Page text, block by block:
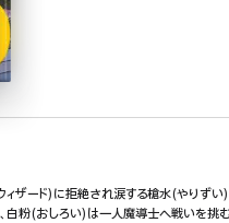
ザード)に拒絶され涙する槍水(やりず
白粉(おしろい)は一人魔導士へ戦いを